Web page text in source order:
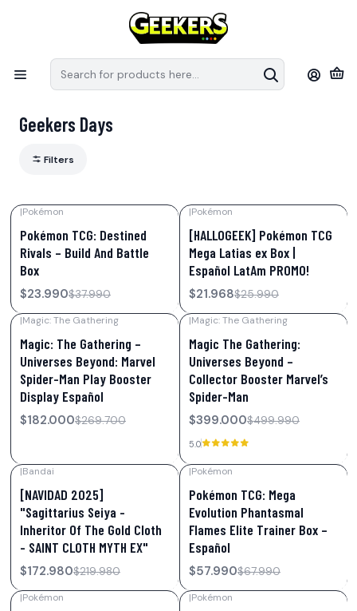
Recuerda que las preventas tiene fechas estimativas de arribo a
Chile, pueden modificar sus fechas de llegada por parte de los
Home Geekers Days
Geekers Days
Filters
|Pokémon
Pokémon TCG: Destined
Rivals – Build And Battle
Box
$23.990$37.990
Not available
|Pokémon
[HALLOGEEK] Pokémon TCG
Mega Latias ex Box |
Español LatAm PROMO!
$21.968$25.990
|Magic: The Gathering
Magic: The Gathering –
Universes Beyond: Marvel
Spider-Man Play Booster
Display Español
$182.000$269.700
|Magic: The Gathering
Magic The Gathering:
Universes Beyond –
Collector Booster Marvel’s
Spider-Man
$399.000$499.990
5.0
|Bandai
[NAVIDAD 2025]
"Sagittarius Seiya -
Inheritor Of The Gold Cloth
- SAINT CLOTH MYTH EX"
$172.980$219.980
|Pokémon
Pokémon TCG: Mega
Evolution Phantasmal
Flames Elite Trainer Box –
Español
$57.990$67.990
|Pokémon |Pokémon